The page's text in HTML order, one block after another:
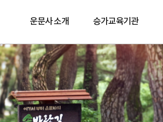
운문사 소개 승가교육기관
솔바람길